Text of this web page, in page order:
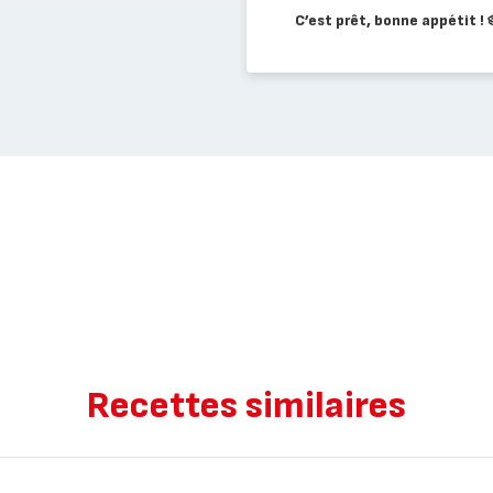
C’est prêt, bonne appétit !
Recettes similaires